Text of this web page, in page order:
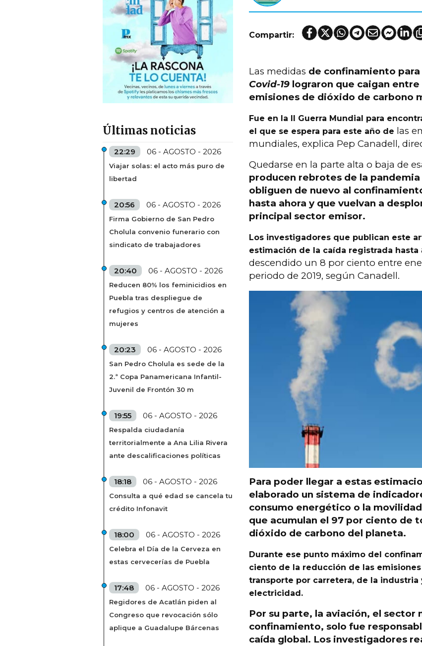
Últimas noticias
22:29 06 - AGOSTO - 2026
Viajar solas: el acto más puro de
libertad
20:56 06 - AGOSTO - 2026
Firma Gobierno de San Pedro
Cholula convenio funerario con
sindicato de trabajadores
20:40 06 - AGOSTO - 2026
Reducen 80% los feminicidios en
Puebla tras despliegue de
refugios y centros de atención a
mujeres
20:23 06 - AGOSTO - 2026
San Pedro Cholula es sede de la
2.ª Copa Panamericana Infantil-
Juvenil de Frontón 30 m
19:55 06 - AGOSTO - 2026
Respalda ciudadanía
territorialmente a Ana Lilia Rivera
ante descalificaciones políticas
18:18 06 - AGOSTO - 2026
Consulta a qué edad se cancela tu
crédito Infonavit
18:00 06 - AGOSTO - 2026
Celebra el Día de la Cerveza en
estas cervecerías de Puebla
17:48 06 - AGOSTO - 2026
Regidores de Acatlán piden al
Congreso que revocación sólo
aplique a Guadalupe Bárcenas
Compartir:
Las medidas de confinamiento
Covid-19 lograron que caigan
emisiones de dióxido de carbono
Fue en la II Guerra Mundial para
el que se espera para este año de las
mundiales, explica Pep Canadell,
Quedarse en la parte alta o baja de
producen rebrotes de la pandemia
obliguen de nuevo al
hasta ahora y que vuelvan a
principal sector emisor.
Los investigadores que publican este
estimación de la caída registrada hasta
descendido un 8 por ciento entre
periodo de 2019, según Canadell.
Para poder llegar a estas
elaborado un sistema de
consumo energético o la
que acumulan el 97 por ciento de
dióxido de carbono del planeta.
Durante ese punto máximo del
ciento de la reducción de las
transporte por carretera, de la industria
electricidad.
Por su parte, la aviación, el sector
confinamiento, solo fue
caída global. Los investigadores